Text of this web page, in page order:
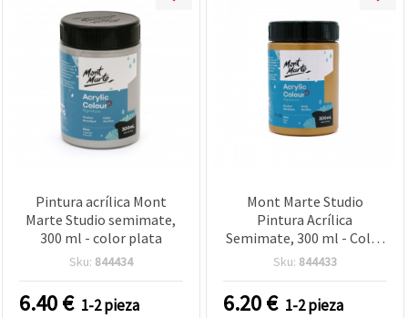
Pintura acrílica Mont
Marte Studio semimate,
300 ml - color plata
Sku: 844434
6.40€ 1-2 pieza
Mont Marte Studio
Pintura Acrílica
Semimate, 300 ml - Color
Oro
Sku: 844433
6.20€ 1-2 pieza